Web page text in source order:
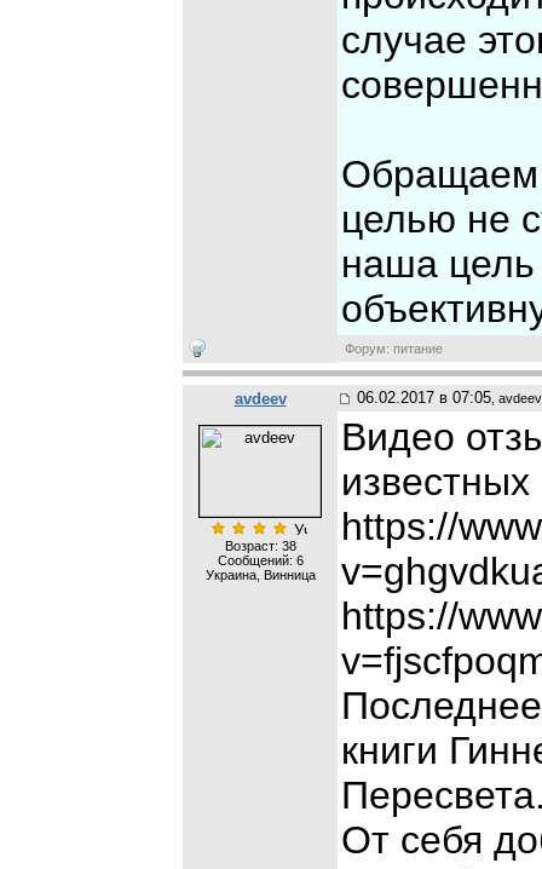
случае
Обращаем
целью не
наша цель
Форум: питание
avdeev 06.02.2017 в 07:05 , avdeev
Возраст: 38
Сообщений: 6
Украина, Винница
Видео
https://
https://
книги
От себя